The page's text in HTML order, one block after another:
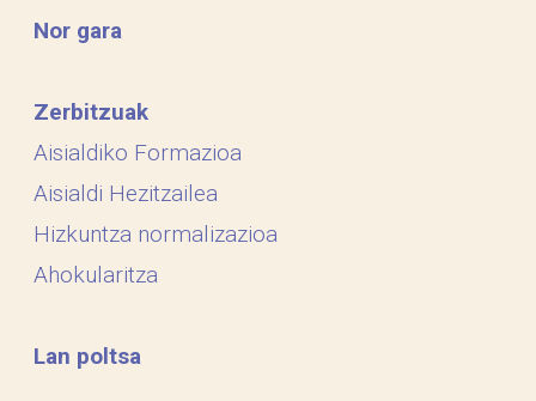
Nor gara
Zerbitzuak
Aisialdiko Formazioa
Aisialdi Hezitzailea
Hizkuntza normalizazioa
Ahokularitza
Lan poltsa